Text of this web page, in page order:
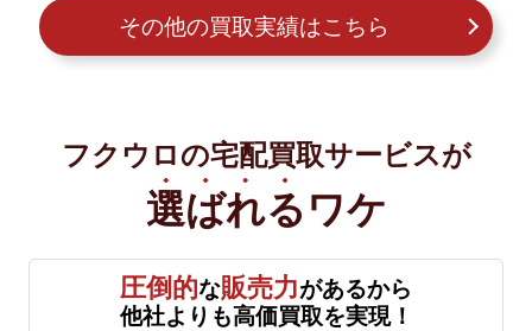
その他の買取実績はこちら
フクウロの宅配買取サービスが
選ばれる ワケ
圧倒的な販売力があるから
他社よりも高価買取を実現！